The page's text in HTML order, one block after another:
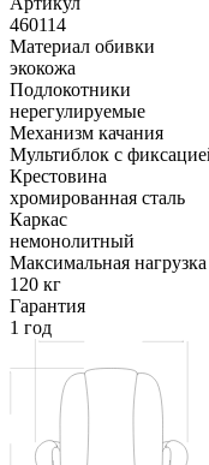
460114
Материал обивки
экокожа
Подлокотники
нерегулируемые
Механизм качания
Мультиблок с
Крестовина
хромированная сталь
Каркас
немонолитный
Максимальная нагрузка
120 кг
Гарантия
1 год